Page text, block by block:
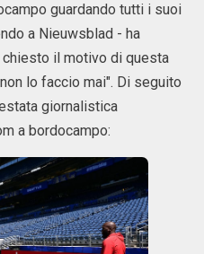
guardando tutti i suoi
a Nieuwsblad - ha
il motivo di questa
lo faccio mai". Di seguito
giornalistica
a bordocampo: